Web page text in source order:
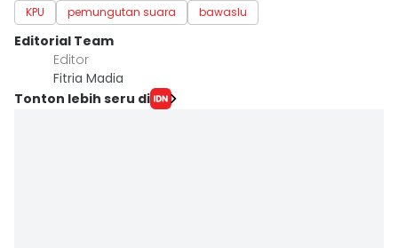
KPU pemungutan suara bawaslu
Editorial Team
Editor
Fitria Madia
Tonton lebih seru di